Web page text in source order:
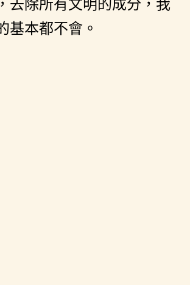
去除所有文明的成分，我
基本都不會。